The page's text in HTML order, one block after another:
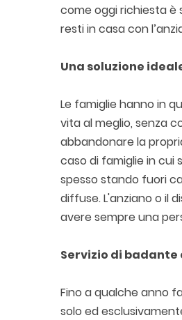
come oggi richiesta
resti in casa con
Una soluzione
Le famiglie hanno in
vita al meglio, senza
abbandonare la
caso di famiglie in cui
spesso stando fuori
diffuse. L'anziano o il
avere sempre una
Servizio di
Fino a qualche anno
solo ed